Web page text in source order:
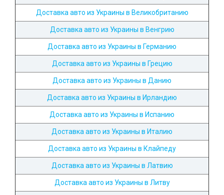
Доставка авто из Украины в Великобританию
Доставка авто из Украины в Венгрию
Доставка авто из Украины в Германию
Доставка авто из Украины в Грецию
Доставка авто из Украины в Данию
Доставка авто из Украины в Ирландию
Доставка авто из Украины в Испанию
Доставка авто из Украины в Италию
Доставка авто из Украины в Клайпеду
Доставка авто из Украины в Латвию
Доставка авто из Украины в Литву